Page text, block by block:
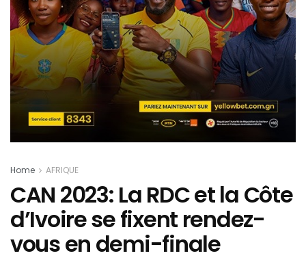
Home AFRIQUE
CAN 2023: La RDC et la Côte
d’Ivoire se fixent rendez-
vous en demi-finale